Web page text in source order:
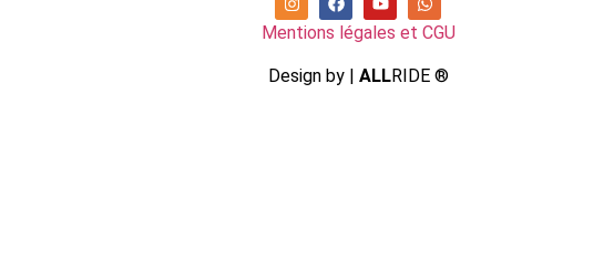
Mentions légales et CGU
Design by | ALLRIDE ®